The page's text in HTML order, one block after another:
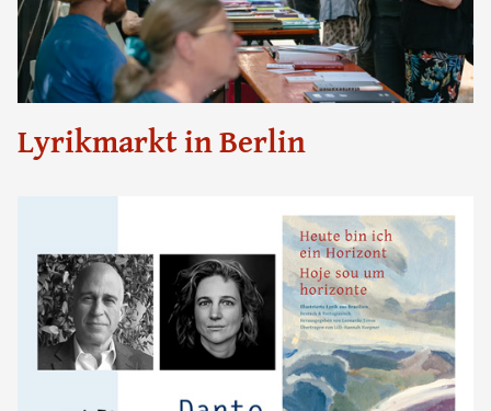
Lyrikmarkt in Berlin